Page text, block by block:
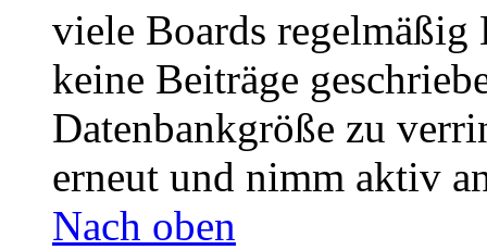
viele Boards
keine Beiträge
Datenbankgröße zu
erneut und nimm aktiv
Nach oben